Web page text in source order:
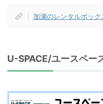
加瀬のレンタルボッ
U-SPACE/ユースペー